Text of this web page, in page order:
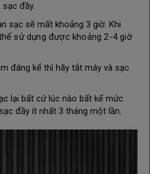
đầy.
sạc sẽ mất khoảng 3 giờ. Khi
sử dụng được khoảng 2-4 giờ
đáng kể thì hãy tắt máy và sạc
lại bất cứ lúc nào bất kể mức
đầy ít nhất 3 tháng một lần.